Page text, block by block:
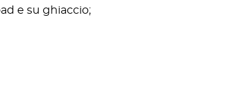
e su ghiaccio;